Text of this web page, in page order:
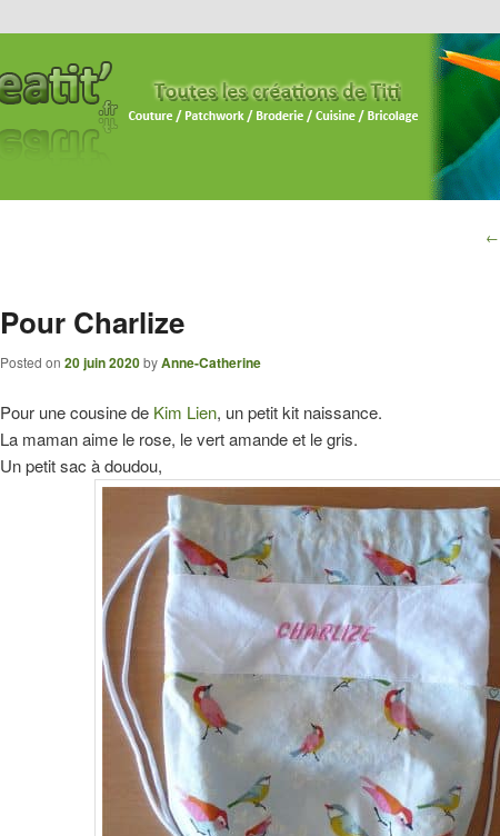
←
Pour Charlize
Posted on 20 juin 2020byAnne-Catherine
Pour une cousine de Kim Lien, un petit kit naissance.
La maman aime le rose, le vert amande et le gris.
Un petit sac à doudou,